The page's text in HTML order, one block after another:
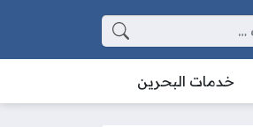
خدمات البحرين